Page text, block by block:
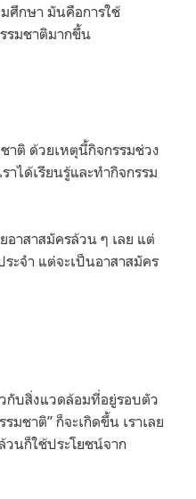
ศึกษา มันคือการใช้
รมชาติมากขึ้น
าติ ด้วยเหตุนี้กิจกรรมช่วง
าได้เรียนรู้และทำกิจกรรม
าสาสมัครล้วน ๆ เลย แต่
ะจำ แต่จะเป็นอาสาสมัคร
วกับสิ่งแวดล้อมที่อยู่รอบตัว
มชาติ” ก็จะเกิดขึ้น เราเลย
นก็ใช้ประโยชน์จาก